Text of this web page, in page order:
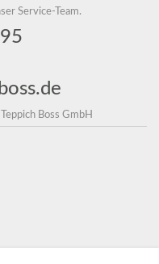
Service-Team.
Boss GmbH